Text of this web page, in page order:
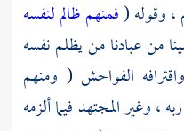
، وقوله (فمنهم ظالم لنفسه
من عبادنا من يظلم نفسه
الفواحش ( ومنهم
، وغير المجتهد فيما ألزمه